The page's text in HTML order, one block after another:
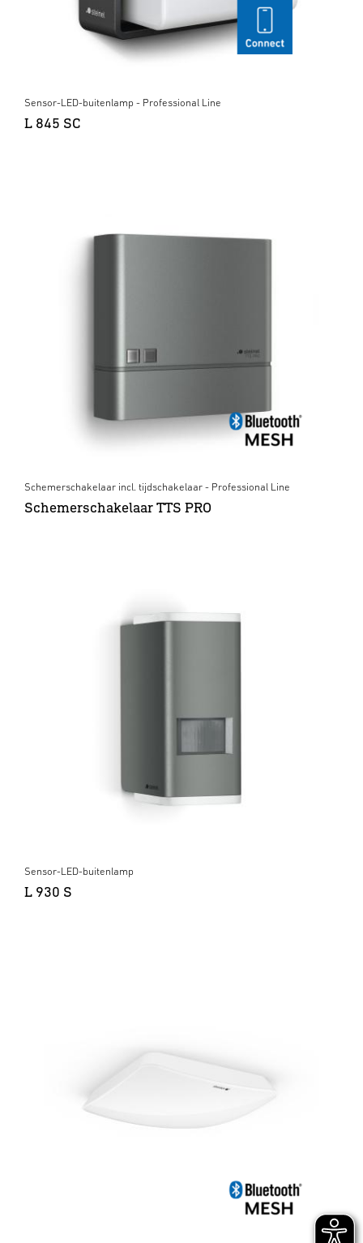
Sensor-LED-buitenlamp - Professional Line
L 845 SC
Schemerschakelaar incl. tijdschakelaar - Professional Line
Schemerschakelaar TTS PRO
Sensor-LED-buitenlamp
L 930 S